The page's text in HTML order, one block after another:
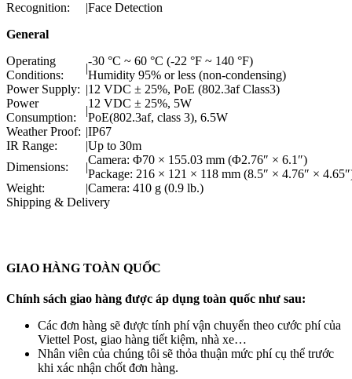
Recognition:
|Face Detection
General
Operating
Conditions:
|
-30 °C ~ 60 °C (-22 °F ~ 140 °F)
Humidity 95% or less (non-condensing)
Power Supply: |12 VDC ± 25%, PoE (802.3af Class3)
Power
Consumption:
|
12 VDC ± 25%, 5W
PoE(802.3af, class 3), 6.5W
Weather Proof: |IP67
IR Range:
|Up to 30m
Dimensions:
|
Camera: Φ70 × 155.03 mm (Φ2.76″ × 6.1″)
Package: 216 × 121 × 118 mm (8.5″ × 4.76″ ×
Weight:
|Camera: 410 g (0.9 lb.)
Shipping & Delivery
GIAO HÀNG TOÀN QUỐC
Chính sách giao hàng được áp dụng toàn quốc như sau:
Các đơn hàng sẽ được tính phí vận chuyển theo cước phí của
Viettel Post, giao hàng tiết kiệm, nhà xe…
Nhân viên của chúng tôi sẽ thỏa thuận mức phí cụ thể trước
khi xác nhận chốt đơn hàng.